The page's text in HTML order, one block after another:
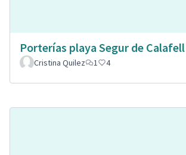
Porterías playa Segur de Calafell
Cristina Quilez
1 4